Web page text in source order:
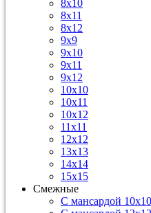
8х10
8х11
8х12
9х9
9х10
9х11
9х12
10х10
10х11
10х12
11х11
12х12
13х13
14х14
15х15
Смежные
С мансардой 10х10